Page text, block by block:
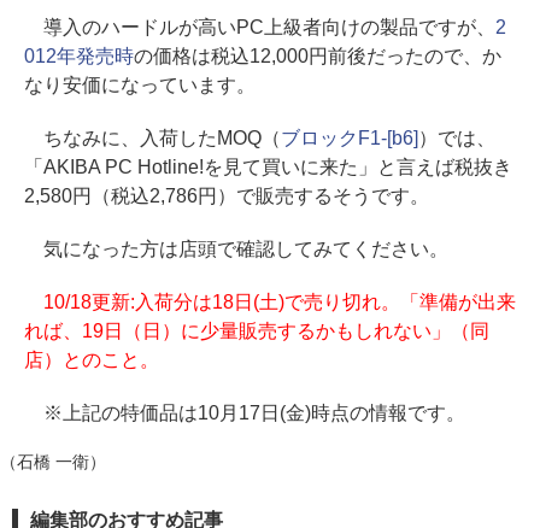
導入のハードルが高いPC上級者向けの製品ですが、 2
012年発売時の価格は税込12,000円前後だったので、か
なり安価になっています。
ちなみに、入荷したMOQ（ブロックF1-[b6] ）では、
「AKIBA PC Hotline!を見て買いに来た」と言えば税抜き
2,580円（税込2,786円）で販売するそうです。
気になった方は店頭で確認してみてください。
10/18更新:入荷分は18日(土)で売り切れ。「準備が出来
れば、19日（日）に少量販売するかもしれない」（同
店）とのこと。
※上記の特価品は10月17日(金)時点の情報です。
（石橋 一衛）
編集部のおすすめ記事